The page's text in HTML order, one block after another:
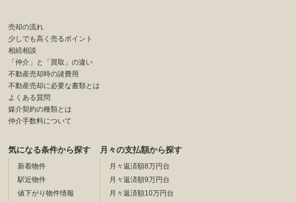
売却の流れ
少しでも高く売るポイント
相続相談
「仲介」と「買取」の違い
不動産売却時の諸費用
不動産売却に必要な書類とは
よくある質問
媒介契約の種類とは
仲介手数料について
気になる条件から探す
新着物件
駅近物件
値下がり物件情報
月々の支払額から探す
月々返済額8万円台
月々返済額9万円台
月々返済額10万円台